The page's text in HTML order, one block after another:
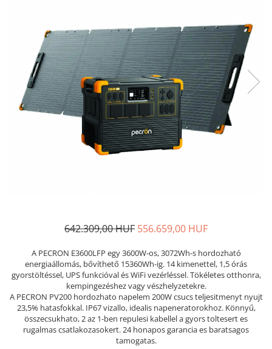
642.309,00 HUF 556.659,00 HUF
A PECRON E3600LFP egy 3600W-os, 3072Wh-s hordozható
energiaállomás, bővíthető 15360Wh-ig. 14 kimenettel, 1,5 órás
gyorstöltéssel, UPS funkcióval és WiFi vezérléssel. Tökéletes otthonra,
kempingezéshez vagy vészhelyzetekre.
A PECRON PV200 hordozhato napelem 200W csucs teljesitmenyt nyujt
23,5% hatasfokkal. IP67 vizallo, idealis napeneratorokhoz. Könnyű,
összecsukhato, 2 az 1-ben repulesi kabellel a gyors toltesert es
rugalmas csatlakozasokert. 24 honapos garancia es baratsagos
tamogatas.